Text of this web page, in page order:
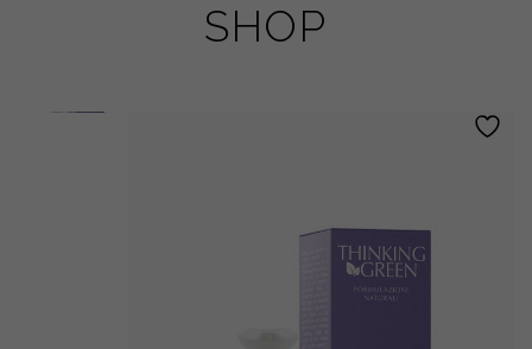
SHOP